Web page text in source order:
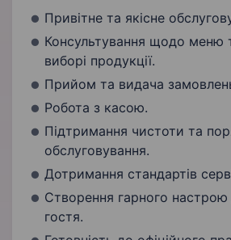
Привітне та якісне
Консультування щодо меню
виборі продукції.
Прийом та видача
Робота з касою.
Підтримання чистоти та
обслуговування.
Дотримання стандартів
Створення гарного
гостя.